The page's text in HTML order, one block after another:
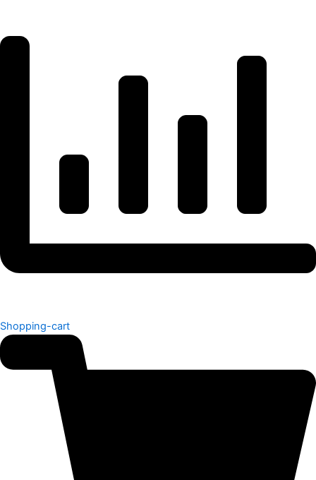
Shopping-cart